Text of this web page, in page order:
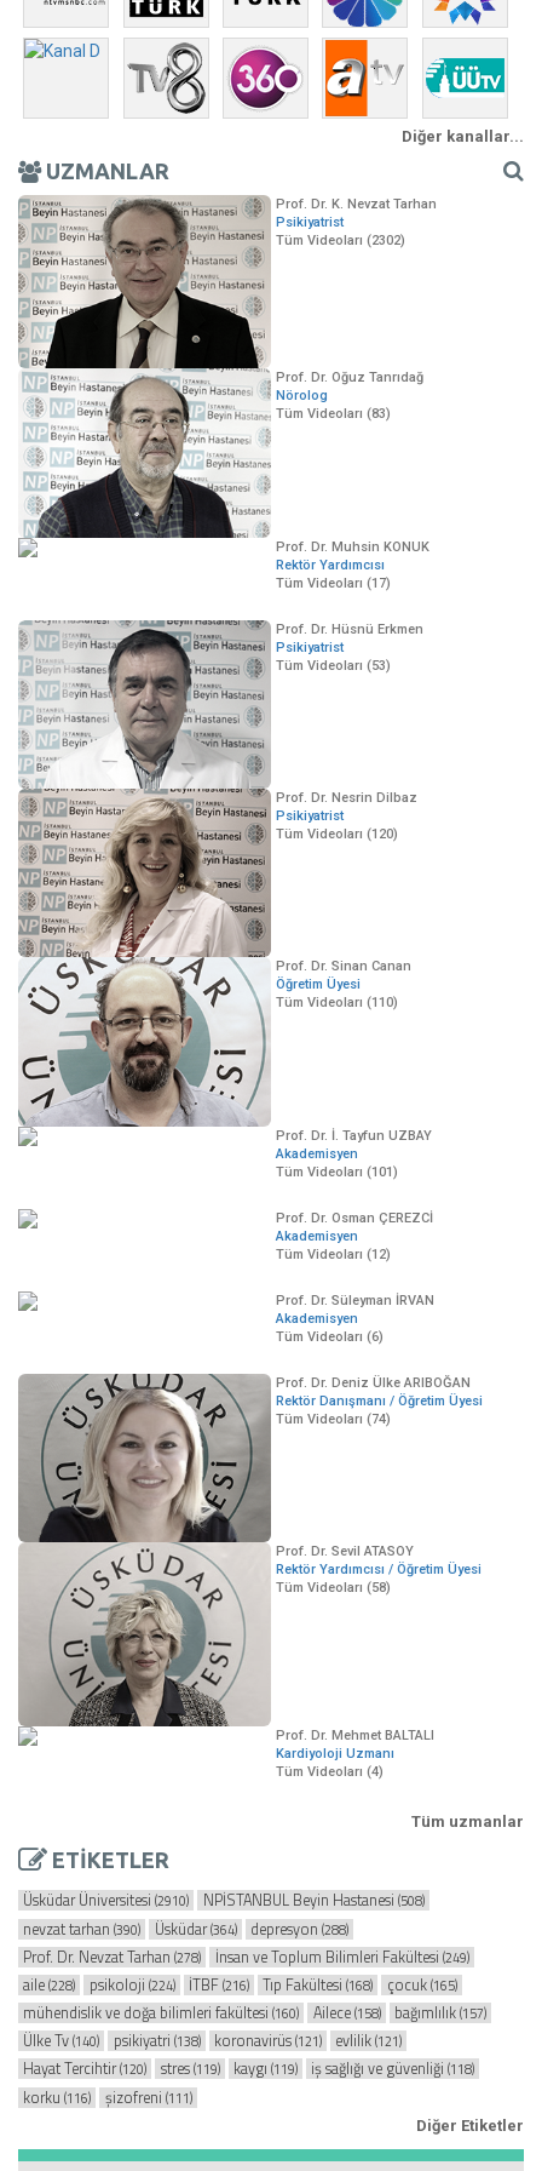
Diğer kanallar...
UZMANLAR
Prof. Dr. K. Nevzat Tarhan
Psikiyatrist
Tüm Videoları (2302)
Prof. Dr. Oğuz Tanrıdağ
Nörolog
Tüm Videoları (83)
Prof. Dr. Muhsin KONUK
Rektör Yardımcısı
Tüm Videoları (17)
Prof. Dr. Hüsnü Erkmen
Psikiyatrist
Tüm Videoları (53)
Prof. Dr. Nesrin Dilbaz
Psikiyatrist
Tüm Videoları (120)
Prof. Dr. Sinan Canan
Öğretim Üyesi
Tüm Videoları (110)
Prof. Dr. İ. Tayfun UZBAY
Akademisyen
Tüm Videoları (101)
Prof. Dr. Osman ÇEREZCİ
Akademisyen
Tüm Videoları (12)
Prof. Dr. Süleyman İRVAN
Akademisyen
Tüm Videoları (6)
Prof. Dr. Deniz Ülke ARIBOĞAN
Rektör Danışmanı / Öğretim Üyesi
Tüm Videoları (74)
Prof. Dr. Sevil ATASOY
Rektör Yardımcısı / Öğretim Üyesi
Tüm Videoları (58)
Prof. Dr. Mehmet BALTALI
Kardiyoloji Uzmanı
Tüm Videoları (4)
Tüm uzmanlar
ETİKETLER
Üsküdar Üniversitesi(2910) NPİSTANBUL Beyin Hastanesi (508)
nevzat tarhan(390) Üsküdar(364) depresyon (288)
Prof. Dr. Nevzat Tarhan(278) İnsan ve Toplum Bilimleri Fakültesi (249)
aile(228) psikoloji (224) İTBF(216) Tıp Fakültesi(168) çocuk(165)
mühendislik ve doğa bilimleri fakültesi(160) Ailece(158) bağımlılık(157)
Ülke Tv(140) psikiyatri (138) koronavirüs(121) evlilik(121)
Hayat Tercihtir(120) stres(119) kaygı (119) iş sağlığı ve güvenliği(118)
korku(116) şizofreni (111)
Diğer Etiketler